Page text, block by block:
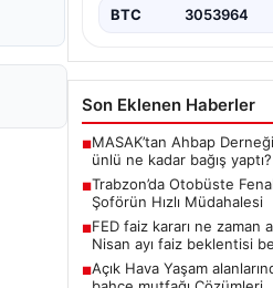
BTC 3053964
Son Eklenen Haberler
■MASAK’tan Ahbap
ünlü ne kadar bağış yaptı?
■Trabzon’da Otobüste
Şoförün Hızlı Müdahalesi
■FED faiz kararı ne zaman
Nisan ayı faiz beklentisi
■Açık Hava Yaşam